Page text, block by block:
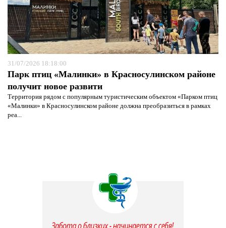
31/07/2026 18:18:00
Парк птиц «Малинки» в Красносулинском районе
получит новое развити
Территория рядом с популярным туристическим объектом «Парком птиц
«Малинки» в Красносулинском районе должна преобразиться в рамках
реа...